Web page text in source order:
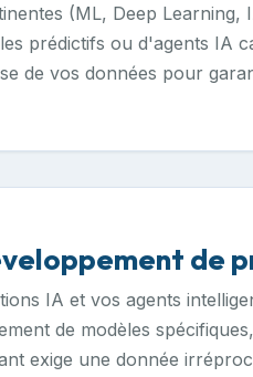
(ML, Deep Learning,
prédictifs ou d'agents IA
de vos données pour
de
IA et vos agents
de modèles
exige une donnée